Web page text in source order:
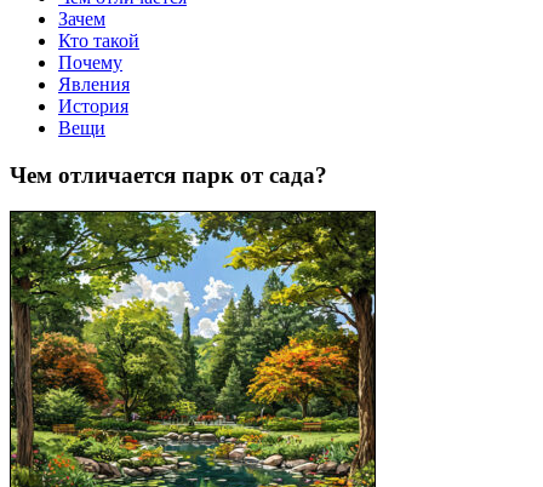
Зачем
Кто такой
Почему
Явления
История
Вещи
Чем отличается парк от сада?